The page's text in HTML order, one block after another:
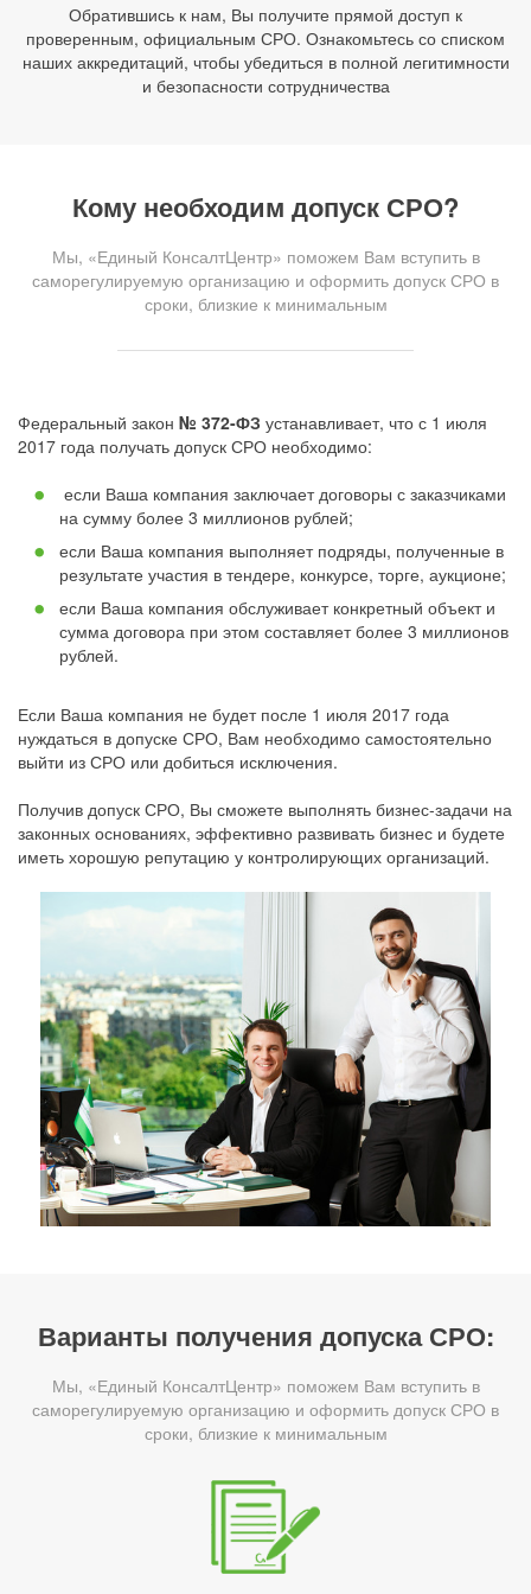
Обратившись к нам, Вы получите прямой доступ к
проверенным, официальным СРО. Ознакомьтесь со списком
наших аккредитаций, чтобы убедиться в полной легитимности
и безопасности сотрудничества
Кому необходим допуск СРО?
Мы, «Единый КонсалтЦентр» поможем Вам вступить в
саморегулируемую организацию и оформить допуск СРО в
сроки, близкие к минимальным
Федеральный закон № 372-ФЗ устанавливает, что с 1 июля
2017 года получать допуск СРО необходимо:
если Ваша компания заключает договоры с заказчиками
на сумму более 3 миллионов рублей;
если Ваша компания выполняет подряды, полученные в
результате участия в тендере, конкурсе, торге, аукционе;
если Ваша компания обслуживает конкретный объект и
сумма договора при этом составляет более 3 миллионов
рублей.
Если Ваша компания не будет после 1 июля 2017 года
нуждаться в допуске СРО, Вам необходимо самостоятельно
выйти из СРО или добиться исключения.
Получив допуск СРО, Вы сможете выполнять бизнес-задачи на
законных основаниях, эффективно развивать бизнес и будете
иметь хорошую репутацию у контролирующих организаций.
Варианты получения допуска СРО:
Мы, «Единый КонсалтЦентр» поможем Вам вступить в
саморегулируемую организацию и оформить допуск СРО в
сроки, близкие к минимальным